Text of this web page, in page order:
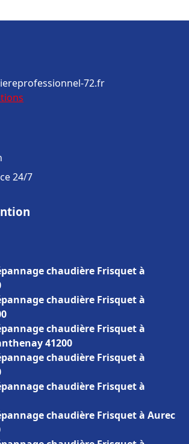
72.fr
24/7
chaudière Frisquet à
chaudière Frisquet à
chaudière Frisquet à
41200
chaudière Frisquet à
chaudière Frisquet à
chaudière Frisquet à Aurec